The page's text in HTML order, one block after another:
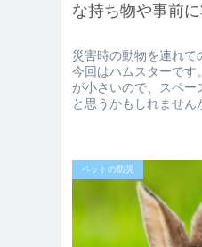
な持ち物や事前
災害時の動物を連れて
今回はハムスターです
が小さいので、スペ
と思うかもしれません
ペットの防災